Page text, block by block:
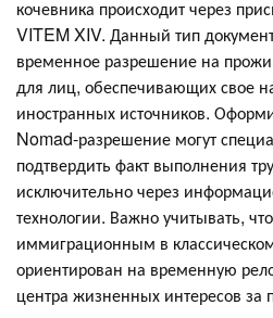
кочевника происходит через
VITEM XIV. Данный тип
временное разрешение на
для лиц, обеспечивающих свое
иностранных источников.
Nomad-разрешение могут
подтвердить факт выполнения
исключительно через
технологии. Важно учитывать, что
иммиграционным в
ориентирован на временную
центра жизненных интересов за